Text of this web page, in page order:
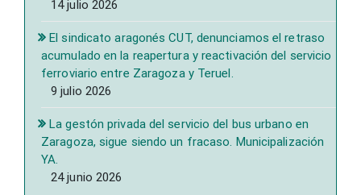
14 julio 2026
El sindicato aragonés CUT, denunciamos el retraso
acumulado en la reapertura y reactivación del servicio
ferroviario entre Zaragoza y Teruel.
9 julio 2026
La gestón privada del servicio del bus urbano en
Zaragoza, sigue siendo un fracaso. Municipalización
YA.
24 junio 2026